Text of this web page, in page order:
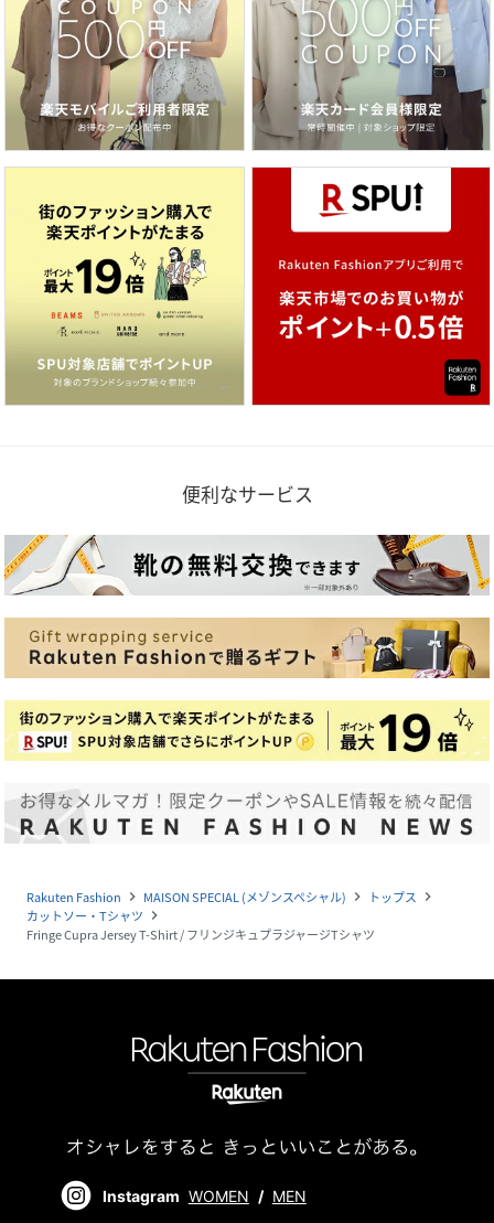
便利なサービス
Rakuten Fashion navigate_next MAISON SPECIAL (メゾンスペシャル) navigate_next トップス navigate_next
カットソー・Tシャツ navigate_next
Fringe Cupra Jersey T-Shirt / フリンジキュプラジャージTシャツ
Instagram WOMEN / MEN